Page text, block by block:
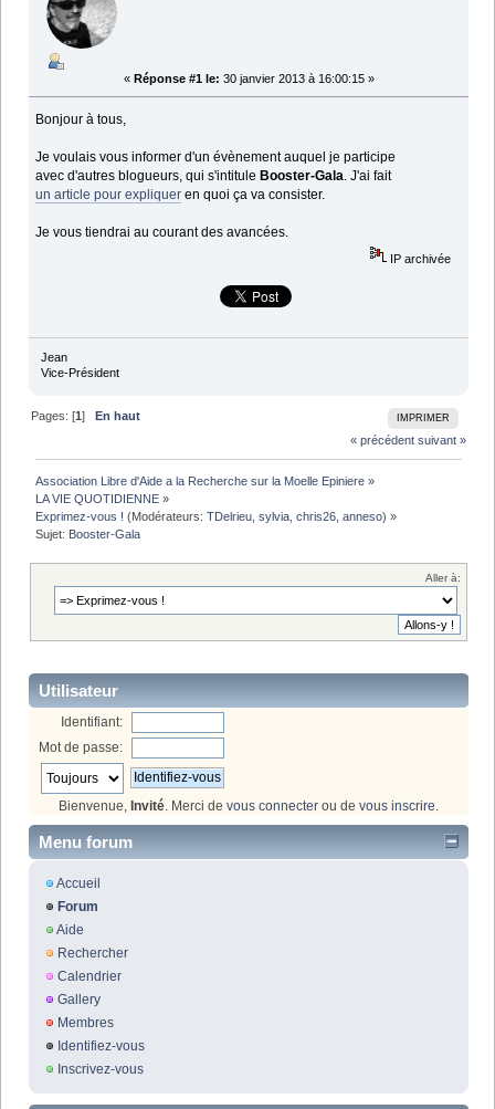
« Réponse #1 le: 30 janvier 2013 à 16:00:15 »
Bonjour à tous,
Je voulais vous informer d'un évènement auquel je participe
avec d'autres blogueurs, qui s'intitule Booster-Gala. J'ai fait
un article pour expliquer en quoi ça va consister.
Je vous tiendrai au courant des avancées.
IP archivée
Jean
Vice-Président
IMPRIMER
Pages: [1]
En haut
« précédent suivant »
Association Libre d'Aide a la Recherche sur la Moelle Epiniere »
LA VIE QUOTIDIENNE »
Exprimez-vous ! (Modérateurs:TDelrieu ,sylvia ,chris26 ,anneso) »
Sujet: Booster-Gala
Aller à:
Utilisateur
Identifiant:
Mot de passe:
Bienvenue, Invité. Merci de vous connecter ou de vous inscrire.
Menu forum
Accueil
Forum
Aide
Rechercher
Calendrier
Gallery
Membres
Identifiez-vous
Inscrivez-vous